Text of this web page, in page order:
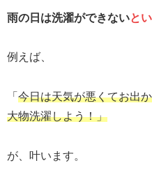
雨の日は洗濯ができないと
例えば、
「 今日は天気が悪くてお出
大物洗濯しよう！」
が、叶います。